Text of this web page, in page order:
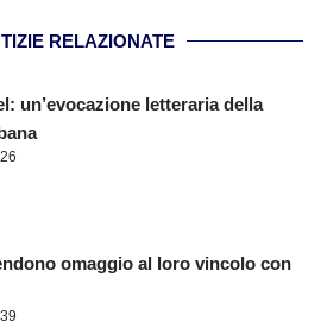
RELAZIONATE
un’evocazione letteraria della
omaggio al loro vincolo con